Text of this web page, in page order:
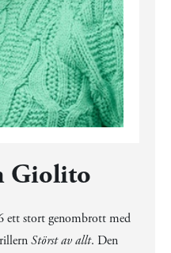
Giolito
ett stort genombrott med
Störst av allt. Den